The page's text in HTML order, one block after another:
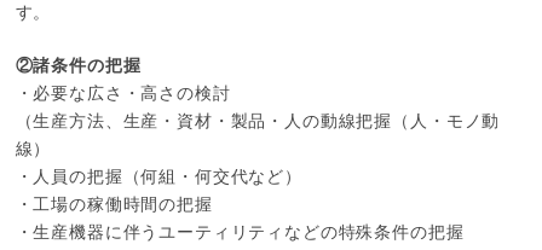
す。
②諸条件の把握
・必要な広さ・高さの検討
（生産方法、生産・資材・製品・人の動線把握（人・モノ動
線）
・人員の把握（何組・何交代など）
・工場の稼働時間の把握
・生産機器に伴うユーティリティなどの特殊条件の把握